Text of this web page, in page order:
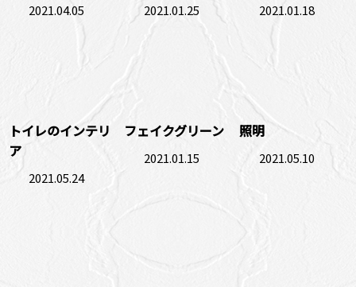
2021.04.05 2021.01.25 2021.01.18
トイレのインテリ
ア
2021.05.24
フェイクグリーン
2021.01.15
照明
2021.05.10